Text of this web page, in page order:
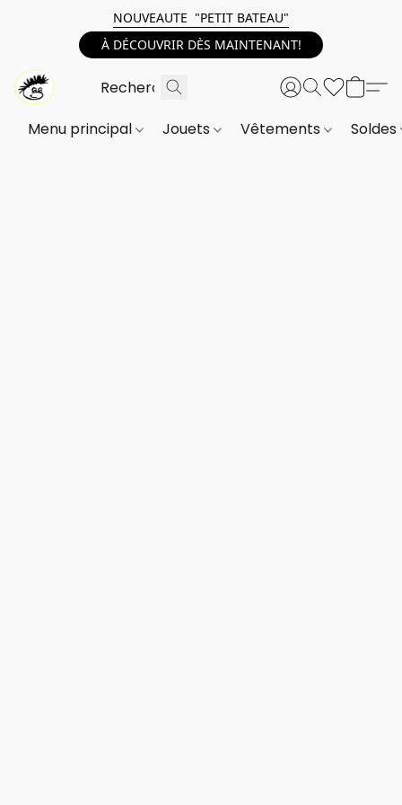
NOUVEAUTE "PETIT BATEAU"
À DÉCOUVRIR DÈS MAINTENANT!
Menu principal Jouets Vêtements Soldes